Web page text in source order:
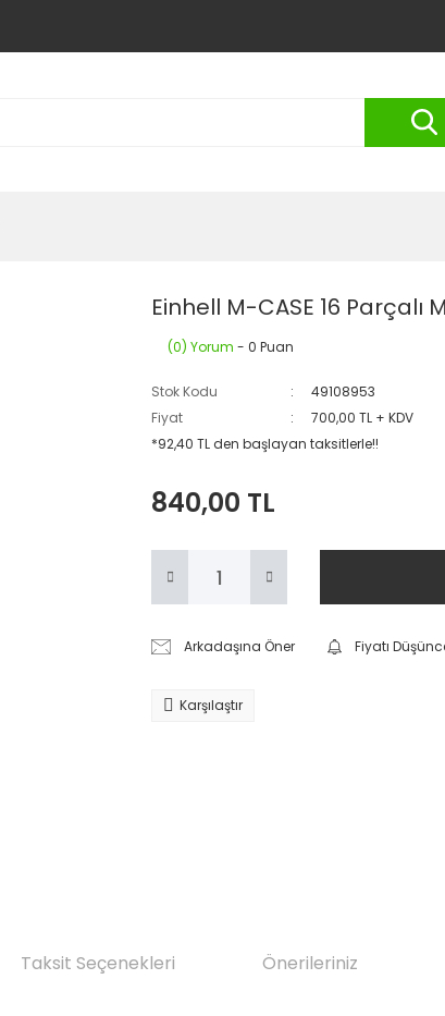
Einhell M-CASE 16 Parçalı
(0) Yorum - 0 Puan
Stok Kodu
49108953
Fiyat
700,00 TL + KDV
*92,40 TL den başlayan taksitlerle!!
840,00 TL
Arkadaşına Öner Fiyatı
Karşılaştır
Taksit Seçenekleri Önerileriniz